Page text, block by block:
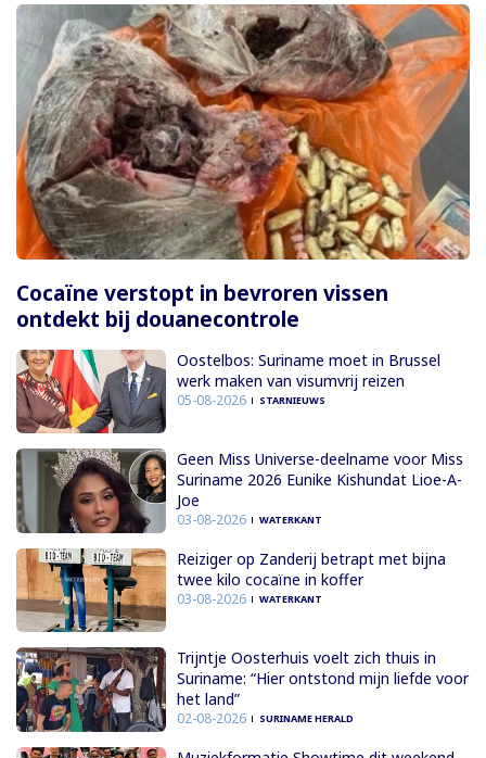
Cocaïne verstopt in bevroren vissen
ontdekt bij douanecontrole
Oostelbos: Suriname moet in Brussel
werk maken van visumvrij reizen
05-08-2026 STARNIEUWS
Geen Miss Universe-deelname voor Miss
Suriname 2026 Eunike Kishundat Lioe-A-
Joe
03-08-2026 WATERKANT
Reiziger op Zanderij betrapt met bijna
twee kilo cocaïne in koffer
03-08-2026 WATERKANT
Trijntje Oosterhuis voelt zich thuis in
Suriname: “Hier ontstond mijn liefde voor
het land”
02-08-2026 SURINAME HERALD